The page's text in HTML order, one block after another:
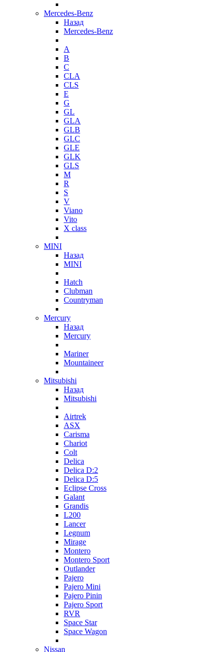
Mercedes-Benz
Назад
Mercedes-Benz
A
B
C
CLA
CLS
E
G
GL
GLA
GLB
GLC
GLE
GLK
GLS
M
R
S
V
Viano
Vito
X class
MINI
Назад
MINI
Hatch
Clubman
Countryman
Mercury
Назад
Mercury
Mariner
Mountaineer
Mitsubishi
Назад
Mitsubishi
Airtrek
ASX
Carisma
Chariot
Colt
Delica
Delica D:2
Delica D:5
Eclipse Cross
Galant
Grandis
L200
Lancer
Legnum
Mirage
Montero
Montero Sport
Outlander
Pajero
Pajero Mini
Pajero Pinin
Pajero Sport
RVR
Space Star
Space Wagon
Nissan